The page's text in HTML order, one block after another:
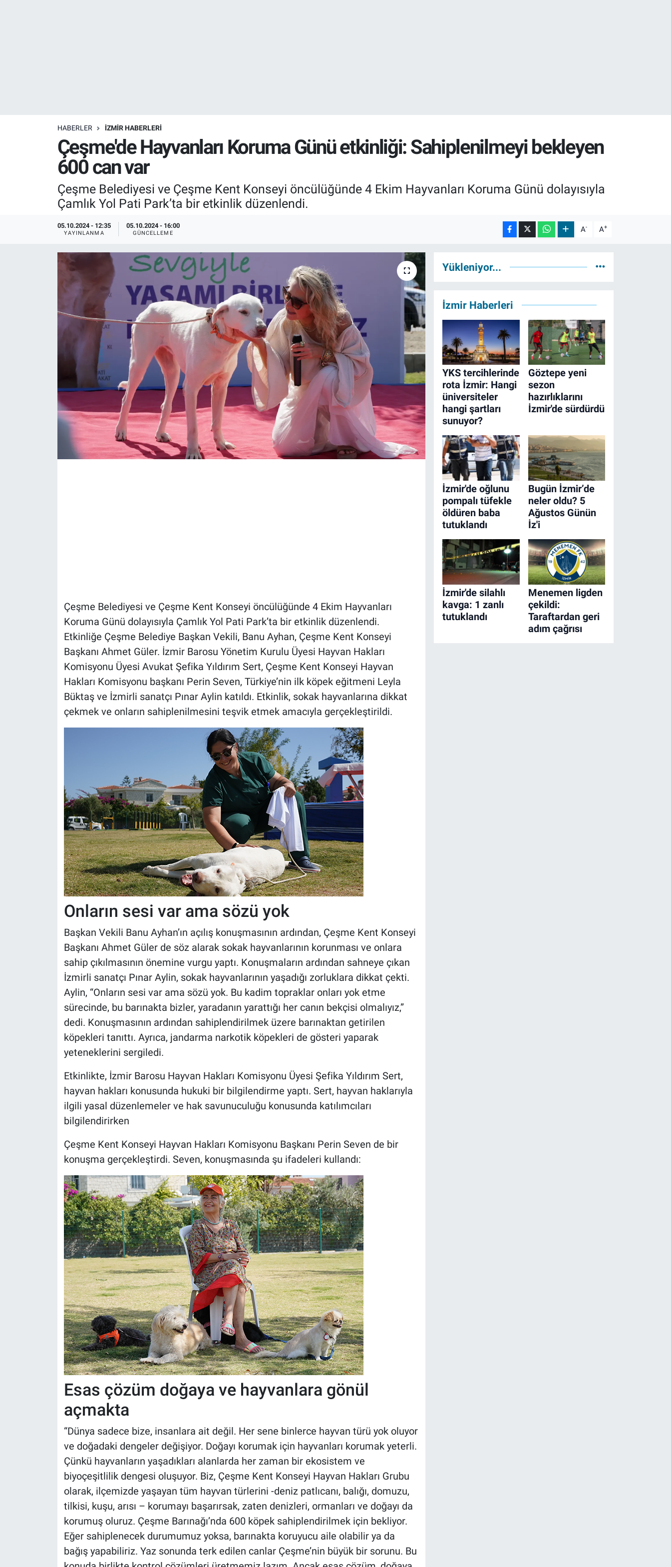
HABERLER İZMİR HABERLERİ
Çeşme'de Hayvanları Koruma Günü etkinliği: Sahiplenilmeyi bekleyen
600 can var
Çeşme Belediyesi ve Çeşme Kent Konseyi öncülüğünde 4 Ekim Hayvanları Koruma Günü dolayısıyla
Çamlık Yol Pati Park’ta bir etkinlik düzenlendi.
05.10.2024 - 12:35
YAYINLANMA
05.10.2024 - 16:00
GÜNCELLEME A- A+
Çeşme Belediyesi ve Çeşme Kent Konseyi öncülüğünde 4 Ekim Hayvanları
Koruma Günü dolayısıyla Çamlık Yol Pati Park’ta bir etkinlik düzenlendi.
Etkinliğe Çeşme Belediye Başkan Vekili, Banu Ayhan, Çeşme Kent Konseyi
Başkanı Ahmet Güler. İzmir Barosu Yönetim Kurulu Üyesi Hayvan Hakları
Komisyonu Üyesi Avukat Şefika Yıldırım Sert, Çeşme Kent Konseyi Hayvan
Hakları Komisyonu başkanı Perin Seven, Türkiye’nin ilk köpek eğitmeni Leyla
Büktaş ve İzmirli sanatçı Pınar Aylin katıldı. Etkinlik, sokak hayvanlarına dikkat
çekmek ve onların sahiplenilmesini teşvik etmek amacıyla gerçekleştirildi.
Onların sesi var ama sözü yok
Başkan Vekili Banu Ayhan’ın açılış konuşmasının ardından, Çeşme Kent Konseyi
Başkanı Ahmet Güler de söz alarak sokak hayvanlarının korunması ve onlara
sahip çıkılmasının önemine vurgu yaptı. Konuşmaların ardından sahneye çıkan
İzmirli sanatçı Pınar Aylin, sokak hayvanlarının yaşadığı zorluklara dikkat çekti.
Aylin, “Onların sesi var ama sözü yok. Bu kadim topraklar onları yok etme
sürecinde, bu barınakta bizler, yaradanın yarattığı her canın bekçisi olmalıyız,”
dedi. Konuşmasının ardından sahiplendirilmek üzere barınaktan getirilen
köpekleri tanıttı. Ayrıca, jandarma narkotik köpekleri de gösteri yaparak
yeteneklerini sergiledi.
Etkinlikte, İzmir Barosu Hayvan Hakları Komisyonu Üyesi Şefika Yıldırım Sert,
hayvan hakları konusunda hukuki bir bilgilendirme yaptı. Sert, hayvan haklarıyla
ilgili yasal düzenlemeler ve hak savunuculuğu konusunda katılımcıları
bilgilendirirken
Çeşme Kent Konseyi Hayvan Hakları Komisyonu Başkanı Perin Seven de bir
konuşma gerçekleştirdi. Seven, konuşmasında şu ifadeleri kullandı:
Esas çözüm doğaya ve hayvanlara gönül
açmakta
“Dünya sadece bize, insanlara ait değil. Her sene binlerce hayvan türü yok oluyor
ve doğadaki dengeler değişiyor. Doğayı korumak için hayvanları korumak yeterli.
Çünkü hayvanların yaşadıkları alanlarda her zaman bir ekosistem ve
biyoçeşitlilik dengesi oluşuyor. Biz, Çeşme Kent Konseyi Hayvan Hakları Grubu
olarak, ilçemizde yaşayan tüm hayvan türlerini -deniz patlıcanı, balığı, domuzu,
tilkisi, kuşu, arısı – korumayı başarırsak, zaten denizleri, ormanları ve doğayı da
korumuş oluruz. Çeşme Barınağı’nda 600 köpek sahiplendirilmek için bekliyor.
Eğer sahiplenecek durumumuz yoksa, barınakta koruyucu aile olabilir ya da
bağış yapabiliriz. Yaz sonunda terk edilen canlar Çeşme’nin büyük bir sorunu. Bu
Yükleniyor...
İzmir Haberleri
YKS tercihlerinde
rota İzmir: Hangi
üniversiteler
hangi şartları
sunuyor?
Göztepe yeni
sezon
hazırlıklarını
İzmir'de sürdürdü
İzmir'de oğlunu
pompalı tüfekle
öldüren baba
tutuklandı
Bugün İzmir’de
neler oldu? 5
Ağustos Günün
İz'i
İzmir'de silahlı
kavga: 1 zanlı
tutuklandı
Menemen ligden
çekildi:
Taraftardan geri
adım çağrısı